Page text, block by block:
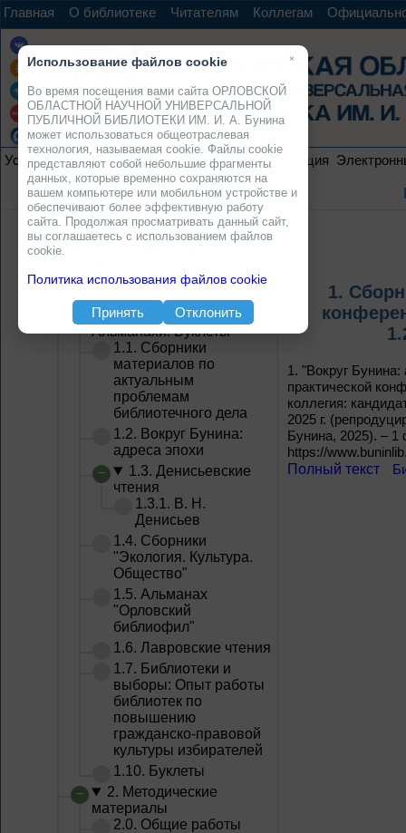
Главная О библиотеке Читателям Коллегам
Услуги Ресурсы Проекты Электронная коллекция
материалов научно-
практических
конференций, семинаров.
Альманахи. Буклеты
1.1. Сборники
материалов по
актуальным
проблемам
библиотечного дела
1.2. Вокруг Бунина:
адреса эпохи
1.3. Денисьевские
чтения
1.3.1. В. Н.
Денисьев
1.4. Сборники
"Экология. Культура.
Общество"
1.5. Альманах
"Орловский
библиофил"
1.6. Лавровские чтения
1.7. Библиотеки и
выборы: Опыт работы
библиотек по
повышению
гражданско-правовой
культуры избирателей
1.10. Буклеты
2. Методические
материалы
2.0. Общие работы
1.
1. "Вокруг
практической
коллегия:
2025 г.
Бунина, 2025). –
https://
Полный текст
×
Использование файлов cookie
Во время посещения вами сайта ОРЛОВСКОЙ
ОБЛАСТНОЙ НАУЧНОЙ УНИВЕРСАЛЬНОЙ
ПУБЛИЧНОЙ БИБЛИОТЕКИ ИМ. И. А. Бунина
может использоваться общеотраслевая
технология, называемая cookie. Файлы cookie
представляют собой небольшие фрагменты
данных, которые временно сохраняются на
вашем компьютере или мобильном устройстве и
обеспечивают более эффективную работу
сайта. Продолжая просматривать данный сайт,
вы соглашаетесь с использованием файлов
cookie.
Политика использования файлов cookie
Принять Отклонить